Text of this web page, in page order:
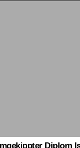
Diplom